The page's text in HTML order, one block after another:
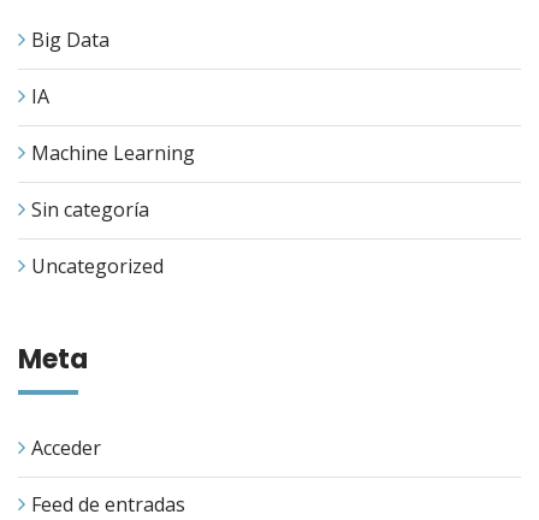
Big Data
IA
Machine Learning
Sin categoría
Uncategorized
Meta
Acceder
Feed de entradas